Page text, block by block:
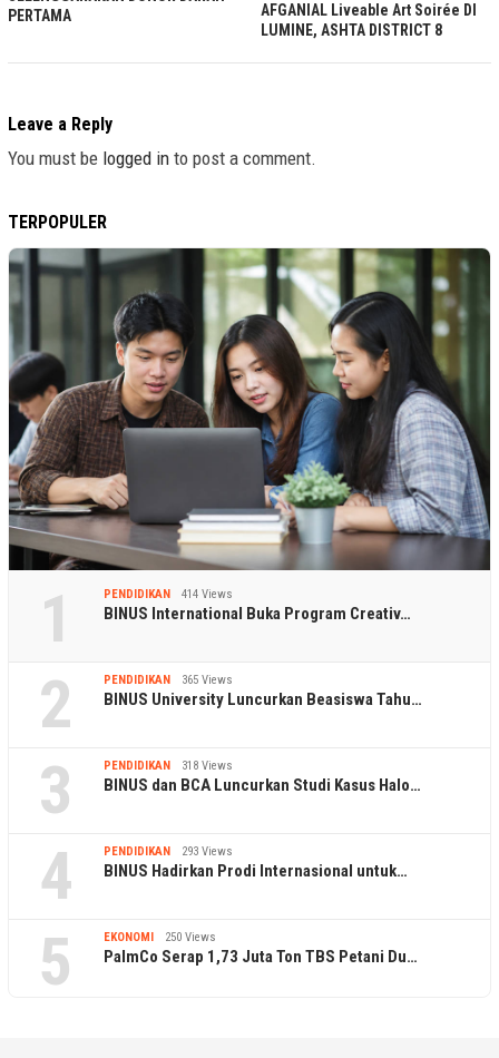
PERTAMA
AFGANIAL Liveable Art Soirée DI
LUMINE, ASHTA DISTRICT 8
Leave a Reply
You must be logged in to post a comment.
TERPOPULER
1 PENDIDIKAN 414 Views
BINUS International Buka Program Creativ…
2 PENDIDIKAN 365 Views
BINUS University Luncurkan Beasiswa Tahu…
3 PENDIDIKAN 318 Views
BINUS dan BCA Luncurkan Studi Kasus Halo…
4 PENDIDIKAN 293 Views
BINUS Hadirkan Prodi Internasional untuk…
5 EKONOMI 250 Views
PalmCo Serap 1,73 Juta Ton TBS Petani Du…